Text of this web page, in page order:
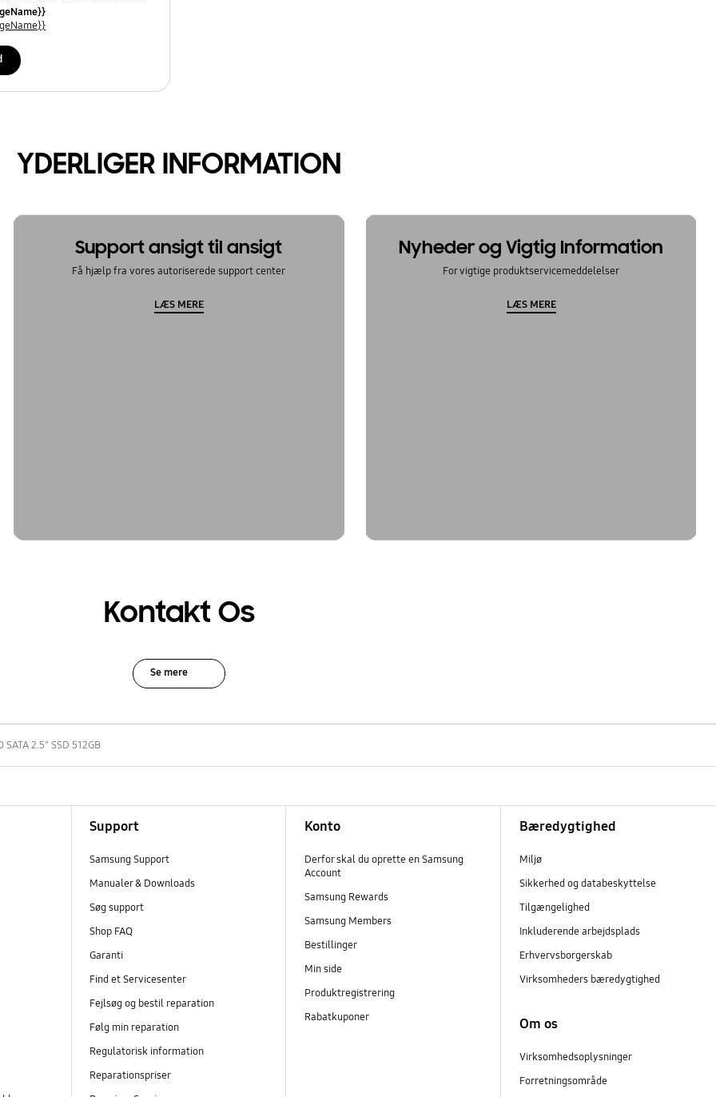
YDERLIGER INFORMATION
Support ansigt til ansigt
Få hjælp fra vores autoriserede support center
LÆS MERE
Nyheder og Vigtig Information
For vigtige produktservicemeddelelser
LÆS MERE
Kontakt Os
Se mere
SATA 2.5" SSD 512GB
Support
Samsung Support
Manualer & Downloads
Søg support
Shop FAQ
Garanti
Find et Servicesenter
Fejlsøg og bestil reparation
Følg min reparation
Regulatorisk information
Reparationspriser
Konto
Derfor skal du oprette en Samsung
Account
Samsung Rewards
Samsung Members
Bestillinger
Min side
Produktregistrering
Rabatkuponer
Bæredygtighed
Miljø
Sikkerhed og databeskyttelse
Tilgængelighed
Inkluderende arbejdsplads
Erhvervsborgerskab
Virksomheders bæredygtighed
Om os
Virksomhedsoplysninger
Forretningsområde